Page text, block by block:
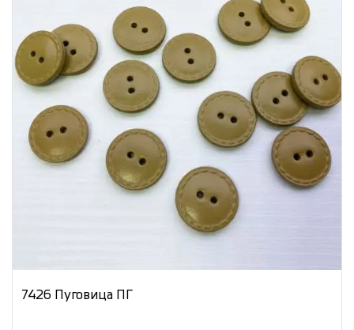
7426 Пуговица ПГ